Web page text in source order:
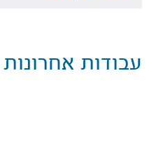
עבודות אחרונות